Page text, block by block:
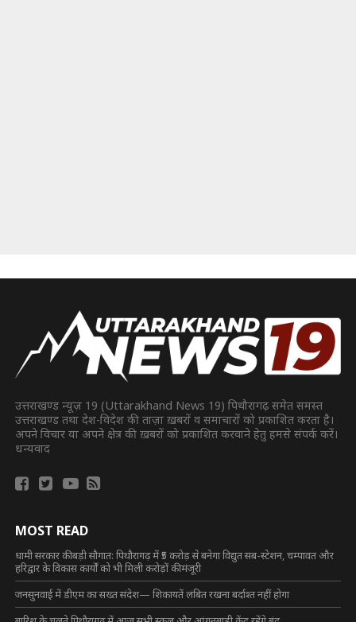
उत्तराखण्ड न्यूज़ 19 (Uttarakhand News 19) पिथौरागढ़ समेत समस्त
उत्तराखण्ड तथा देश-विदेश की ताज़ा ख़बरों व समाचारों को प्रकाशित करता है।
अपने विचार या अपने क्षेत्र की ख़बरों को प्रकाशित करवाने हेतु हमसे संपर्क करें।
धन्यवाद
MOST READ
धामी सरकार की बड़ी सौगात: पिथौरागढ़ में ₹5 करोड़ से बनेगा विद्युत सब-स्टेशन, चम्पावत और
हरिद्वार के विकास कार्यों को भी मिली करोड़ों की मंजूरी
जनसुनवाई में डीएम का सख्त संदेश— शिकायतें लंबित रखना बर्दाश्त नहीं होगा